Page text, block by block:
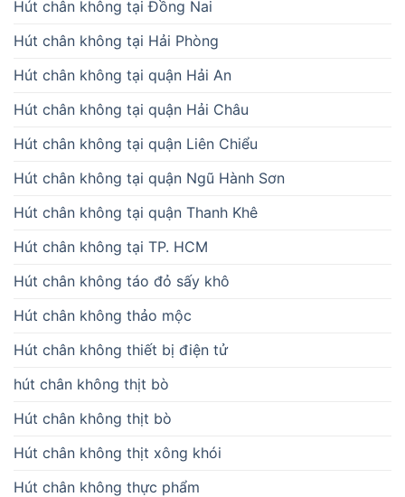
Hút chân không tại Đồng Nai
Hút chân không tại Hải Phòng
Hút chân không tại quận Hải An
Hút chân không tại quận Hải Châu
Hút chân không tại quận Liên Chiểu
Hút chân không tại quận Ngũ Hành Sơn
Hút chân không tại quận Thanh Khê
Hút chân không tại TP. HCM
Hút chân không táo đỏ sấy khô
Hút chân không thảo mộc
Hút chân không thiết bị điện tử
hút chân không thịt bò
Hút chân không thịt bò
Hút chân không thịt xông khói
Hút chân không thực phẩm